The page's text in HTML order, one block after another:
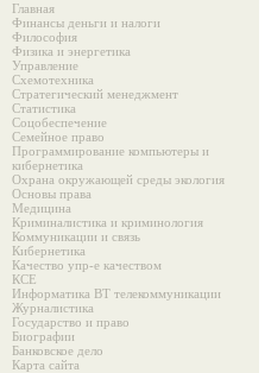
Главная
Финансы деньги и налоги
Философия
Физика и энергетика
Управление
Схемотехника
Стратегический менеджмент
Статистика
Соцобеспечение
Семейное право
Программирование компьютеры и
кибернетика
Охрана окружающей среды экология
Основы права
Медицина
Криминалистика и криминология
Коммуникации и связь
Кибернетика
Качество упр-е качеством
КСЕ
Информатика ВТ телекоммуникации
Журналистика
Государство и право
Биографии
Банковское дело
Карта сайта